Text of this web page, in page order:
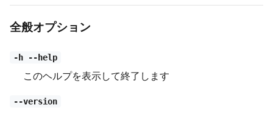
全般オプション
-h --help
このヘルプを表示して終了します
--version